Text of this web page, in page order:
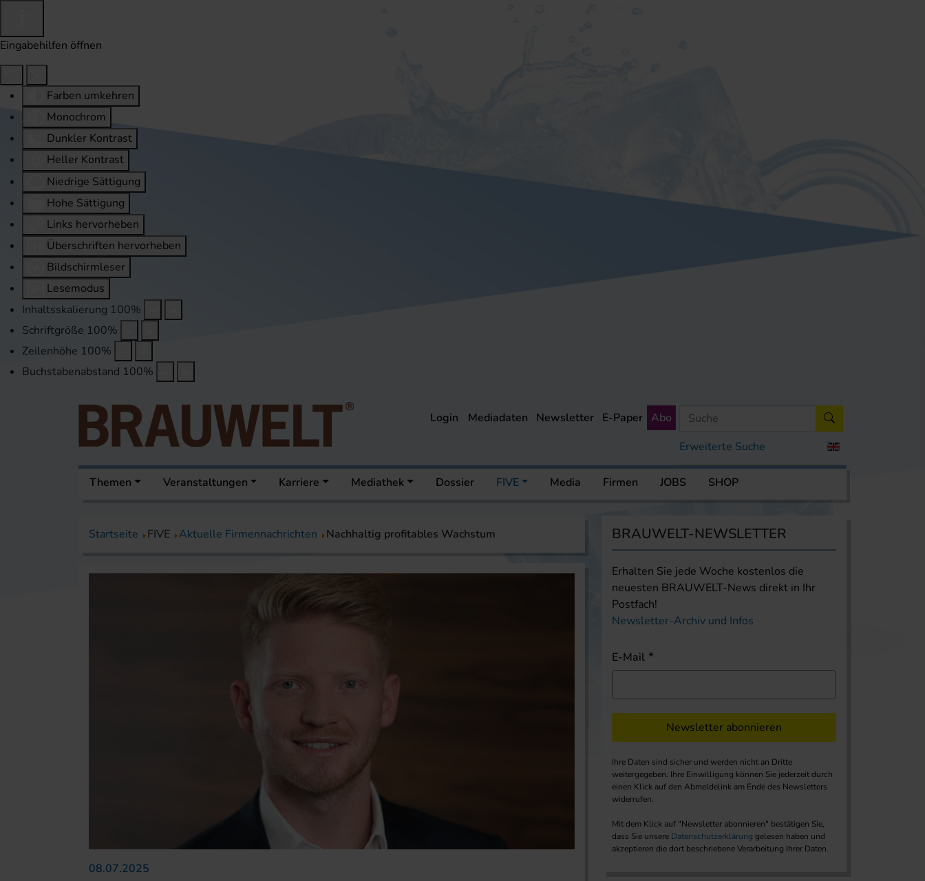
Eingabehilfen öffnen
Farben umkehren
Monochrom
Dunkler Kontrast
Heller Kontrast
Niedrige Sättigung
Hohe Sättigung
Links hervorheben
Überschriften hervorheben
Bildschirmleser
Lesemodus
Inhaltsskalierung 100%
Schriftgröße 100%
Zeilenhöhe 100%
Buchstabenabstand 100%
Erweiterte Suche
Login Mediadaten Newsletter E-Paper Abo
Themen Veranstaltungen Karriere Mediathek Dossier FIVE Media Firmen JOBS SHOP
Startseite FIVE Aktuelle Firmennachrichten Nachhaltig profitables Wachstum
08.07.2025
BRAUWELT-NEWSLETTER
Erhalten Sie jede Woche kostenlos die
neuesten BRAUWELT-News direkt in Ihr
Postfach!
Newsletter-Archiv und Infos
E-Mail
Newsletter abonnieren
Ihre Daten sind sicher und werden nicht an Dritte
weitergegeben. Ihre Einwilligung können Sie jederzeit durch
einen Klick auf den Abmeldelink am Ende des Newsletters
widerrufen.
Mit dem Klick auf "Newsletter abonnieren" bestätigen Sie,
dass Sie unsere Datenschutzerklärung gelesen haben und
akzeptieren die dort beschriebene Verarbeitung Ihrer Daten.